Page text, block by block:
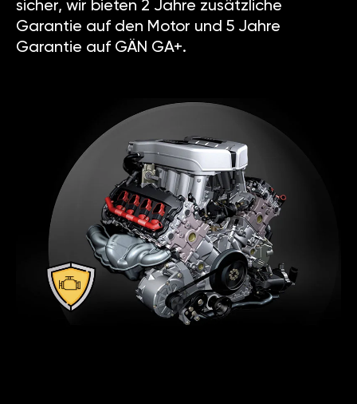
sicher, wir bieten 2 Jahre zusätzliche
Garantie auf den Motor und 5 Jahre
Garantie auf GÄN GA+.